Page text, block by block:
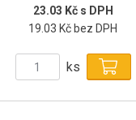
23.03 Kč s DPH
19.03 Kč bez DPH
ks